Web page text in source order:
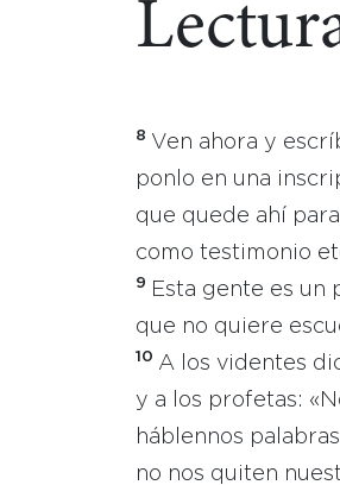
8 Ven ahora y
ponlo en una
que quede ahí
como testimonio
9
Esta gente es un
que no quiere
10 A los videntes
y a los profetas:
háblennos
no nos quiten